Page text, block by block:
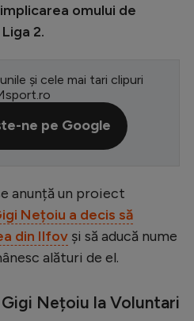
League
League
omului de
2.
și cele mai tari clipuri
ne pe Google
anunță un proiect
Nețoiu a decis să
din Ilfov și să aducă nume
alături de el.
Gigi Nețoiu la Voluntari